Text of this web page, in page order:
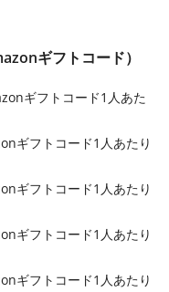
ギフトコード）
ギフトコード1人あた
ギフトコード1人あたり
ギフトコード1人あたり
ギフトコード1人あたり
ギフトコード1人あたり